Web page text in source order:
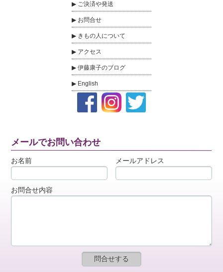
ご決済や発送
お問合せ
きもの人について
アクセス
伊藤康子のブログ
English
メールでお問い合わせ
お名前 メールアドレス
お問合せ内容